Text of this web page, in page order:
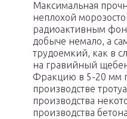
Максимальная
неплохой
радиоактивным
добыче немало, а
трудоемкий, как в
на гравийный
Фракцию в 5-20 мм
производстве
производства
производства